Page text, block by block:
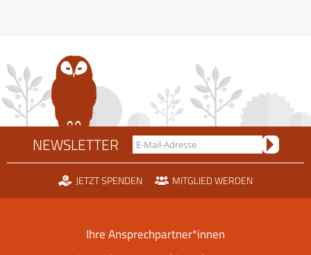
Scheidtobelbahn
NEWSLETTER
JETZT SPENDEN MITGLIED WERDEN
Ihre Ansprechpartner*innen